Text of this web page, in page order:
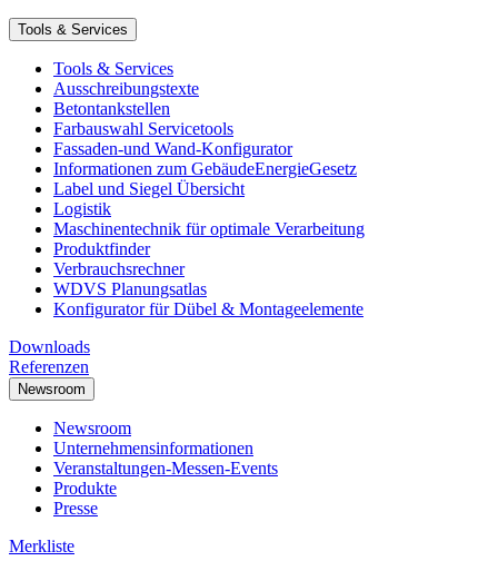
Tools & Services
Tools & Services
Ausschreibungstexte
Betontankstellen
Farbauswahl Servicetools
Fassaden-und Wand-Konfigurator
Informationen zum GebäudeEnergieGesetz
Label und Siegel Übersicht
Logistik
Maschinentechnik für optimale Verarbeitung
Produktfinder
Verbrauchsrechner
WDVS Planungsatlas
Konfigurator für Dübel & Montageelemente
Downloads
Referenzen
Newsroom
Newsroom
Unternehmensinformationen
Veranstaltungen-Messen-Events
Produkte
Presse
Merkliste